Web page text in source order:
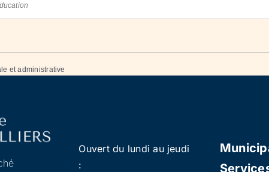
et administrative
Ouvert du lundi au jeudi
: